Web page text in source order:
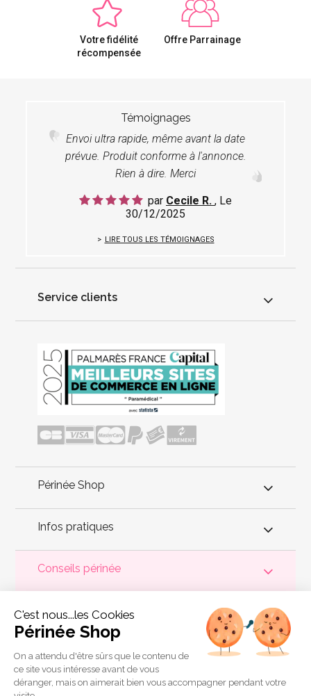
Votre fidélité
récompensée
Offre Parrainage
Témoignages
Envoi ultra rapide, même avant la date
prévue. Produit conforme à l'annonce.
Rien à dire. Merci
par Cecile R. , Le
30/12/2025
LIRE TOUS LES TÉMOIGNAGES
Service clients
Périnée Shop
Infos pratiques
Conseils périnée
est précieux ! Il est donc primordial d'entretenir,
de muscler et de rééduquer le plancher pelvienpour éviter les
problèmes d'incontinence
, de pesanteur pelvienne, de manque
de sensations durant les rapports sexuels et de petites
fuites
a sélectionné les meilleures solutions
pour la rééducation périnéale et pour l'auto-traitement de
l'incontinence à domicile :
biofeedback,cônes vaginaux
connectées etaccessoires pour exercices de Kegel.
C'est nous...les Cookies
Périnée Shop
On a attendu d'être sûrs que le contenu de
ce site vous intéresse avant de vous
déranger, mais on aimerait bien vous accompagner pendant votre